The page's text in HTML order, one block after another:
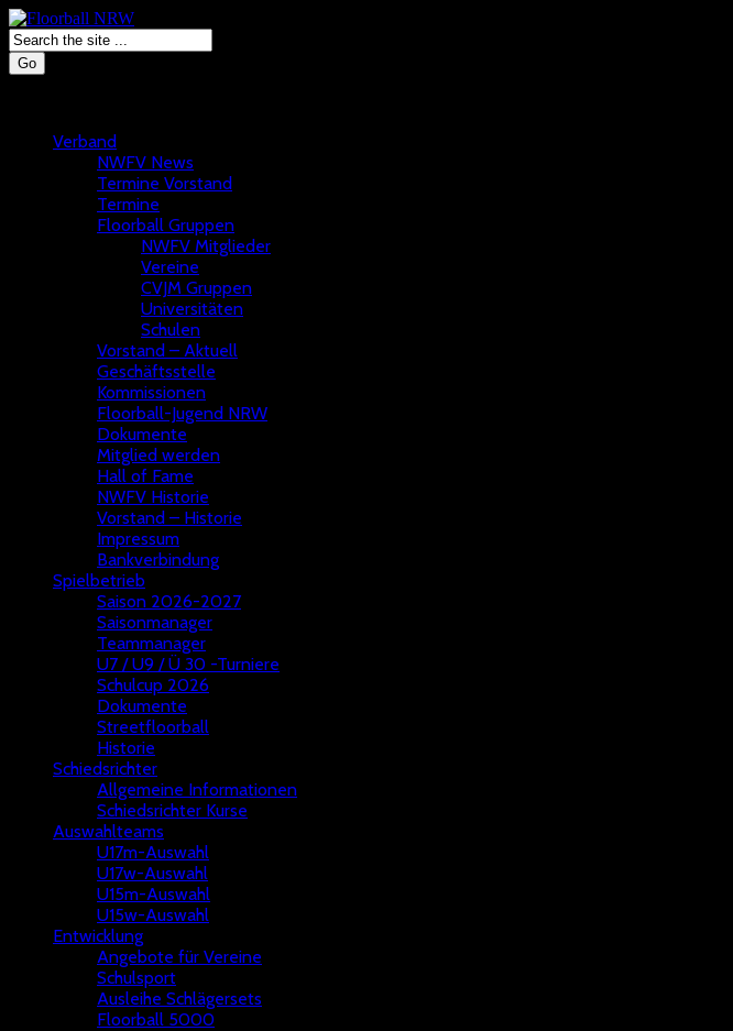
Go
Verband
NWFV News
Termine Vorstand
Termine
Floorball Gruppen
NWFV Mitglieder
Vereine
CVJM Gruppen
Universitäten
Schulen
Vorstand – Aktuell
Geschäftsstelle
Kommissionen
Floorball-Jugend NRW
Dokumente
Mitglied werden
Hall of Fame
NWFV Historie
Vorstand – Historie
Impressum
Bankverbindung
Spielbetrieb
Saison 2026-2027
Saisonmanager
Teammanager
U7 / U9 / Ü 30 -Turniere
Schulcup 2026
Dokumente
Streetfloorball
Historie
Schiedsrichter
Allgemeine Informationen
Schiedsrichter Kurse
Auswahlteams
U17m-Auswahl
U17w-Auswahl
U15m-Auswahl
U15w-Auswahl
Entwicklung
Angebote für Vereine
Schulsport
Ausleihe Schlägersets
Floorball 5000